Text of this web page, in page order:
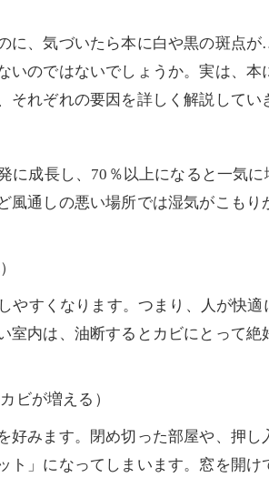
に、気づいたら本に白や黒の斑点
いのではないでしょうか。実は、
れぞれの要因を詳しく解説してい
に成長し、70％以上になると一気
風通しの悪い場所では湿気がこも
やすくなります。つまり、人が快
室内は、油断するとカビにとって
ビが増える）
好みます。閉め切った部屋や、押
ト」になってしまいます。窓を開